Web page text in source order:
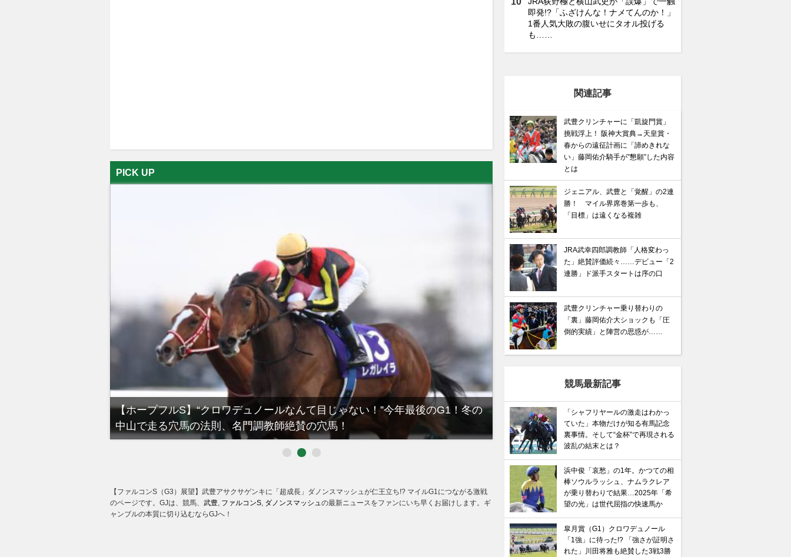
PICK UP
【ホープフルS】“クロワデュノールなんて目じゃない！”今年最後のG1！冬の
中山で走る穴馬の法則、名門調教師絶賛の穴馬！
【有馬記念】武豊×ドウデュースを逆転できる候補3頭！と絶
るべき“隠れ穴馬！”
【ファルコンS（G3）展望】武豊アサクサゲンキに「超成長」ダノンスマッシュが仁王立ち!? マイルG1につながる激戦
のページです。GJは、競馬、 武豊, ファルコンS, ダノンスマッシュの最新ニュースをファンにいち早くお届けします。ギ
ャンブルの本質に切り込むならGJへ！
即発!?「ふざけんな！ナメてんのか！」
1番人気大敗の腹いせにタオル投げる
も……
関連記事
武豊クリンチャーに「凱旋門賞」
挑戦浮上！ 阪神大賞典→天皇賞・
春からの遠征計画に「諦めきれな
い」藤岡佑介騎手が”懇願”した内容
とは
ジェニアル、武豊と「覚醒」の2連
勝！ マイル界席巻第一歩も、
「目標」は遠くなる複雑
JRA武幸四郎調教師「人格変わっ
た」絶賛評価続々……デビュー「2
連勝」ド派手スタートは序の口
武豊クリンチャー乗り替わりの
「裏」藤岡佑介大ショックも「圧
倒的実績」と陣営の思惑が……
競馬最新記事
「シャフリヤールの激走はわかっ
ていた」本物だけが知る有馬記念
裏事情。そして“金杯”で再現される
波乱の結末とは？
浜中俊「哀愁」の1年。かつての相
棒ソウルラッシュ、ナムラクレア
が乗り替わりで結果…2025年「希
望の光」は世代屈指の快速馬か
皐月賞（G1）クロワデュノール
「1強」に待った!? 「強さが証明さ
れた」川田将雅も絶賛した3戦3勝